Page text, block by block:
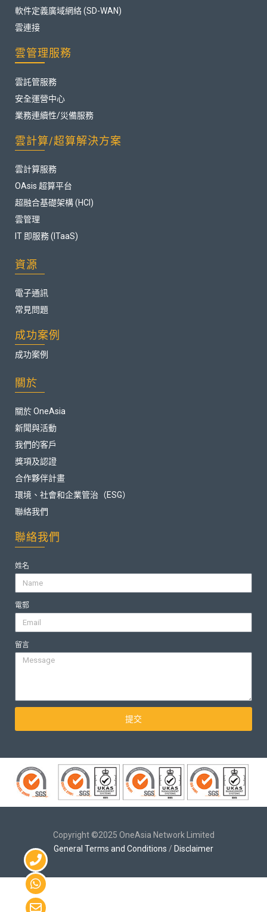
軟件定義廣域網絡 (SD-WAN)
雲連接
雲管理服務
雲託管服務
安全運營中心
業務連續性/災備服務
雲計算/超算解決方案
雲計算服務
OAsis 超算平台
超融合基礎架構 (HCI)
雲管理
IT 即服務 (ITaaS)
資源
電子通訊
常見問題
成功案例
成功案例
關於
關於 OneAsia
新聞與活動
我們的客戶
獎項及認證
合作夥伴計畫
環境、社會和企業管治（ESG）
聯絡我們
聯絡我們
姓名
電郵
留言
提交
Copyright ©2025 OneAsia Network Limited
General Terms and Conditions / Disclaimer